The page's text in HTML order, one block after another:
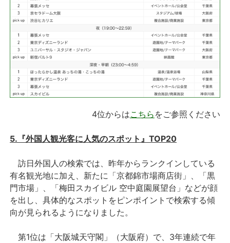
4位からはこちら をご参照ください
5.『外国人観光客に人気のスポット』TOP20
訪日外国人の検索では、昨年からランクインしている
有名観光地に加え、新たに「京都錦市場商店街」、「黒
門市場」、「梅田スカイビル 空中庭園展望台」などが顔
を出し、具体的なスポットをピンポイントで検索する傾
向が見られるようになりました。
第1位は「大阪城天守閣」（大阪府）で、3年連続で年